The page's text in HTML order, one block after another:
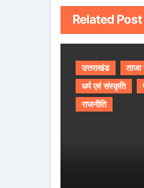
Related Post
उत्तराखंड
धर्म एवं संस्कृति
राजनीति